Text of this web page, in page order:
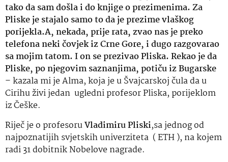
tako da sam došla i do knjige o prezimenima. Za
Pliske je stajalo samo to da je prezime vlaškog
porijekla.A, nekada, prije rata, zvao nas je preko
telefona neki čovjek iz Crne Gore, i dugo razgovarao
sa mojim tatom. I on se prezivao Pliska. Rekao je da
Pliske, po njegovim saznanjima, potiču iz Bugarske
– kazala mi je Alma, koja je u Švajcarskoj čula da u
Cirihu živi jedan ugledni profesor Pliska, porijeklom
iz Češke.
Riječ je o profesoruVladimiru Pliski,sa jednog od
najpoznatijih svjetskih univerziteta ( ETH ), na kojem
radi 31 dobitnik Nobelove nagrade.